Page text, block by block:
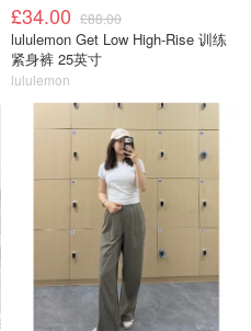
£34.00 £88.00
lululemon Get Low High-Rise 训练
紧身裤 25英寸
lululemon